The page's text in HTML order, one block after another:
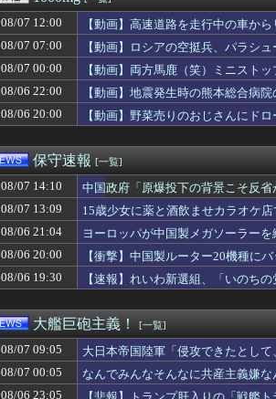
高野連「暑熱対策で第2試合は13:30プレイボール
遠距離の彼が自殺未遂で入院したらしいと聞いた
【画像】高市早苗、殺されることに怯え始める
【画像】令和のJKさん、あまりにも発育が良すぎ
【悲報】マチアプで会う約束してた相手にこの
【朗報】AKB48新曲『好きish』MV 800万再生
【悲報】クラシックオーケストラ、ゲーム音楽を
日本共産党の街宣車が電柱に衝突「居眠りをし
【頭皮】ベッカムおじさん、禿げるｗｗｗｗ
08/07 12:00
【動画】高速道路を走行中の車か
08/07 07:00
【動画】ロシアの空挺兵、パラシ
08/07 00:00
【動画】両方馬鹿（笑）ミニスト
08/06 22:00
【動画】地震発生時の熊本総合病
08/06 20:00
【動画】野菜売りのおじさんにド
保守速報 [一覧]
08/07 14:10
中国政府「原爆投下の背景こそ反
08/07 13:09
15歳少女に薬と酒飲ませカラオケ
08/06 21:04
ヨーロッパが中国製メガソーラーを
08/06 20:00
【衝撃】中国製ルーター20機種に
08/06 19:30
【速報】れいわ新選組、「いのち
大艦巨砲主義！ [一覧]
08/07 09:05
大日本帝国陸軍「侵攻できたとし
08/07 00:05
なんでみんなそんなに共産主義嫌な
08/06 23:05